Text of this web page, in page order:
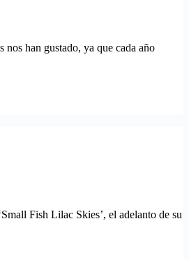
han gustado, ya que cada año
Fish Lilac Skies’, el adelanto de su